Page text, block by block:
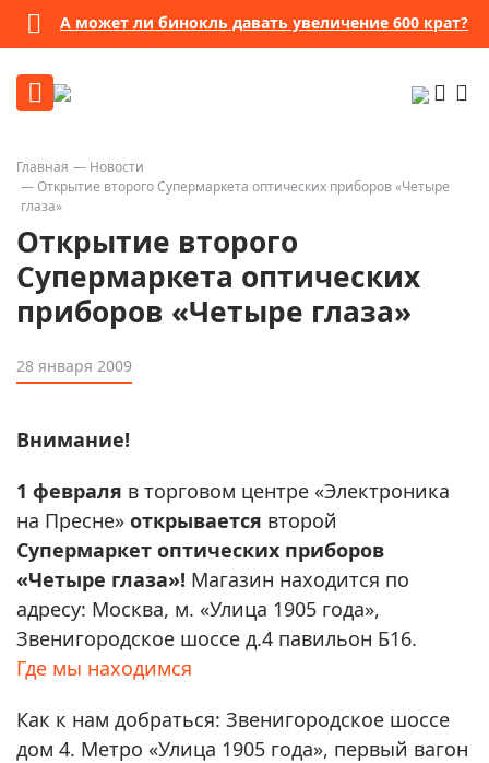
А может ли бинокль давать увеличение 600 крат?
Главная
Новости
Открытие второго Супермаркета оптических приборов «Четыре
глаза»
Открытие второго
Супермаркета оптических
приборов «Четыре глаза»
28 января 2009
Внимание!
1 февраля в торговом центре «Электроника
на Пресне» открывается второй
Супермаркет оптических приборов
«Четыре глаза»! Магазин находится по
адресу: Москва, м. «Улица 1905 года»,
Звенигородское шоссе д.4 павильон Б16.
Где мы находимся
Как к нам добраться: Звенигородское шоссе
дом 4. Метро «Улица 1905 года», первый вагон